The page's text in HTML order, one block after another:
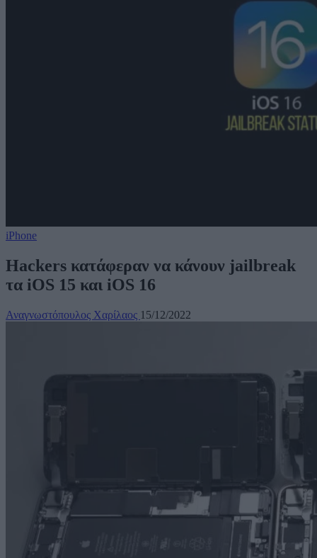
iPhone
Hackers κατάφεραν να κάνουν jailbreak
τα iOS 15 και iOS 16
Αναγνωστόπουλος Χαρίλαος 15/12/2022